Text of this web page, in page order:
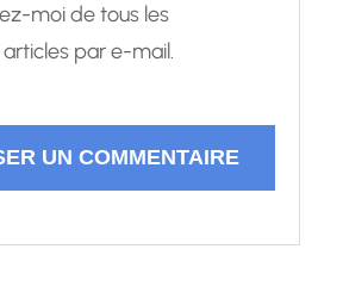
moi de tous les
par e-mail.